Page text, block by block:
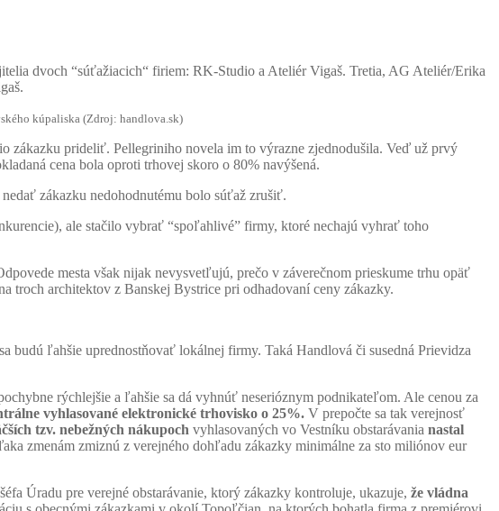
dvoch “súťažiacich“ firiem: RK-Studio a Ateliér Vigaš. Tretia, AG Ateliér/Erika
kúpaliska (Zdroj: handlova.sk)
zákazku prideliť. Pellegriniho novela im to výrazne zjednodušila. Veď už prvý
cena bola oproti trhovej skoro o 80% navýšená.
zákazku nedohodnutému bolo súťaž zrušiť.
ale stačilo vybrať “spoľahlivé” firmy, ktoré nechajú vyhrať toho
mesta však nijak nevysvetľujú, prečo v záverečnom prieskume trhu opäť
troch architektov z Banskej Bystrice pri odhadovaní ceny zákazky.
budú ľahšie uprednostňovať lokálnej firmy. Taká Handlová či susedná Prievidza
rýchlejšie a ľahšie sa dá vyhnúť neserióznym podnikateľom. Ale cenou za
vyhlasované elektronické trhovisko o 25%. V prepočte sa tak verejnosť
tzv. nebežných nákupoch vyhlasovaných vo Vestníku obstarávania nastal
zmenám zmiznú z verejného dohľadu zákazky minimálne za sto miliónov eur
Úradu pre verejné obstarávanie, ktorý zákazky kontroluje, ukazuje, že vládna